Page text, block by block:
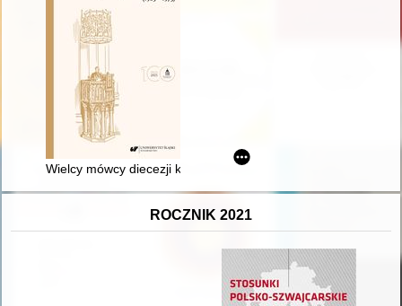
Wielcy mówcy diecezji katowickiej (1925-1975)
ROCZNIK 2021